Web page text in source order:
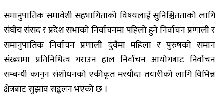
समानुपातिक समावेशी सहभागिताको विषयलाई सुनिश्चितताको लागि
संघीय संसद र प्रदेश सभाको निर्वाचनमा पहिलो हुने निर्वाचन प्रणाली र
समानुपातिक निर्वाचन प्रणाली दुवैमा महिला र पुरुषको समान
संख्यामा प्रतिनिधित्व गराउन हाल निर्वाचन आयोगबाट निर्वाचन
सम्बन्धी कानुन संशोधनको एकीकृत मस्यौदा तयारीको लागि विभिन्न
क्षेत्रबाट सुझाव सङ्कलन भएको छ ।